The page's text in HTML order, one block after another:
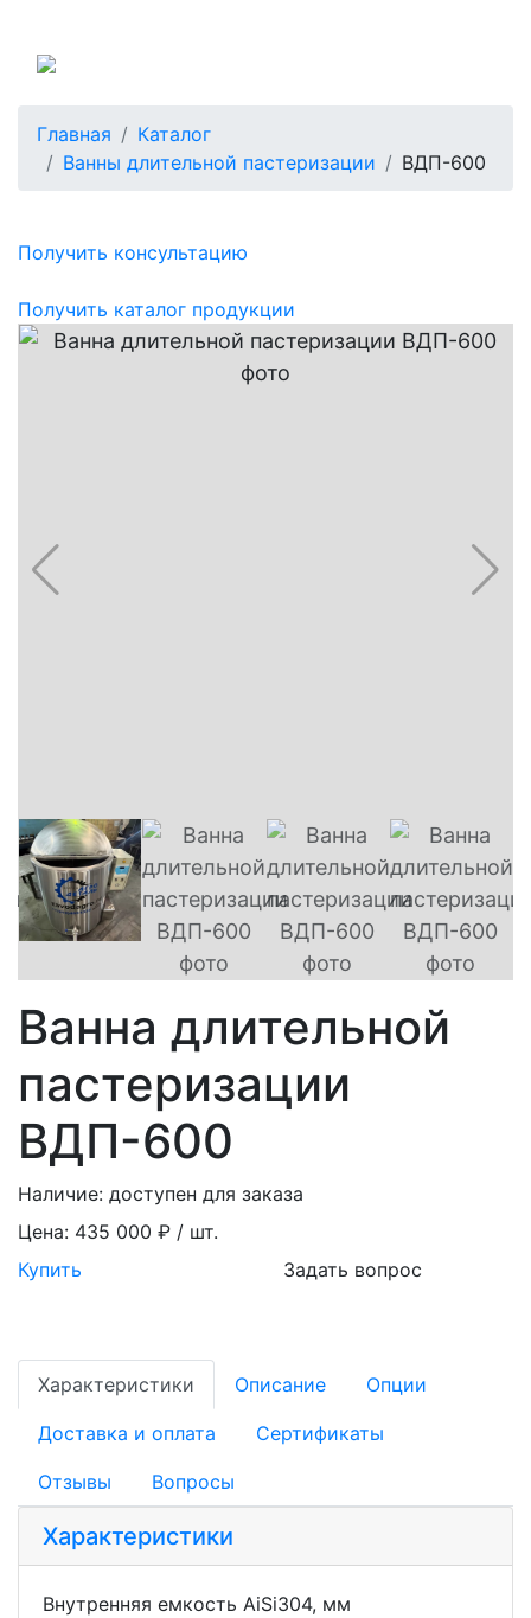
Главная
Каталог
Ванны длительной пастеризации
ВДП-600
Получить консультацию
Получить каталог продукции
Ванна длительной
пастеризации
ВДП-600
Наличие: доступен для заказа
Цена: 435 000 ₽ / шт.
Купить
Задать вопрос
Характеристики Описание Опции
Доставка и оплата Сертификаты
Отзывы Вопросы
Характеристики
Внутренняя емкость AiSi304, мм